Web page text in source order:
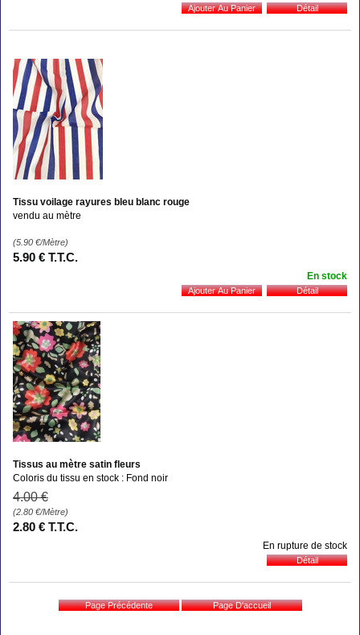
Tissu voilage rayures bleu blanc rouge
vendu au mètre
(5.90 €/Mètre)
5.90 € T.T.C.
En stock
Tissus au mètre satin fleurs
Coloris du tissu en stock : Fond noir
4.00 €
(2.80 €/Mètre)
2.80 € T.T.C.
En rupture de stock